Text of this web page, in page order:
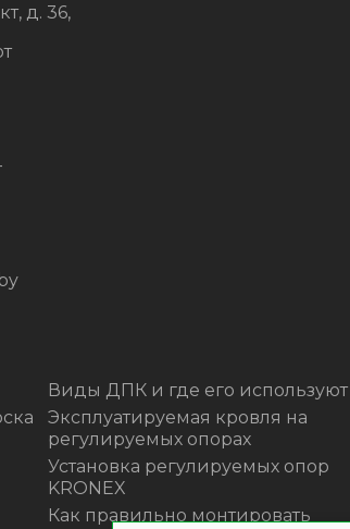
д. 36,
Виды ДПК и где его используют
Эксплуатируемая кровля на
регулируемых опорах
Установка регулируемых опор
KRONEX
Как правильно монтировать